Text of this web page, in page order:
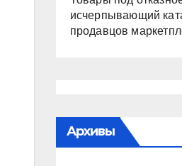
исчерпывающий
продавцов
Архивы